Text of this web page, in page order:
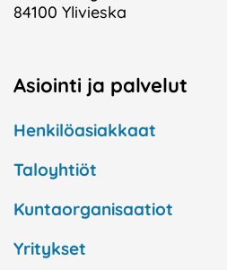
84100 Ylivieska
Asiointi ja palvelut
Henkilöasiakkaat
Taloyhtiöt
Kuntaorganisaatiot
Yritykset